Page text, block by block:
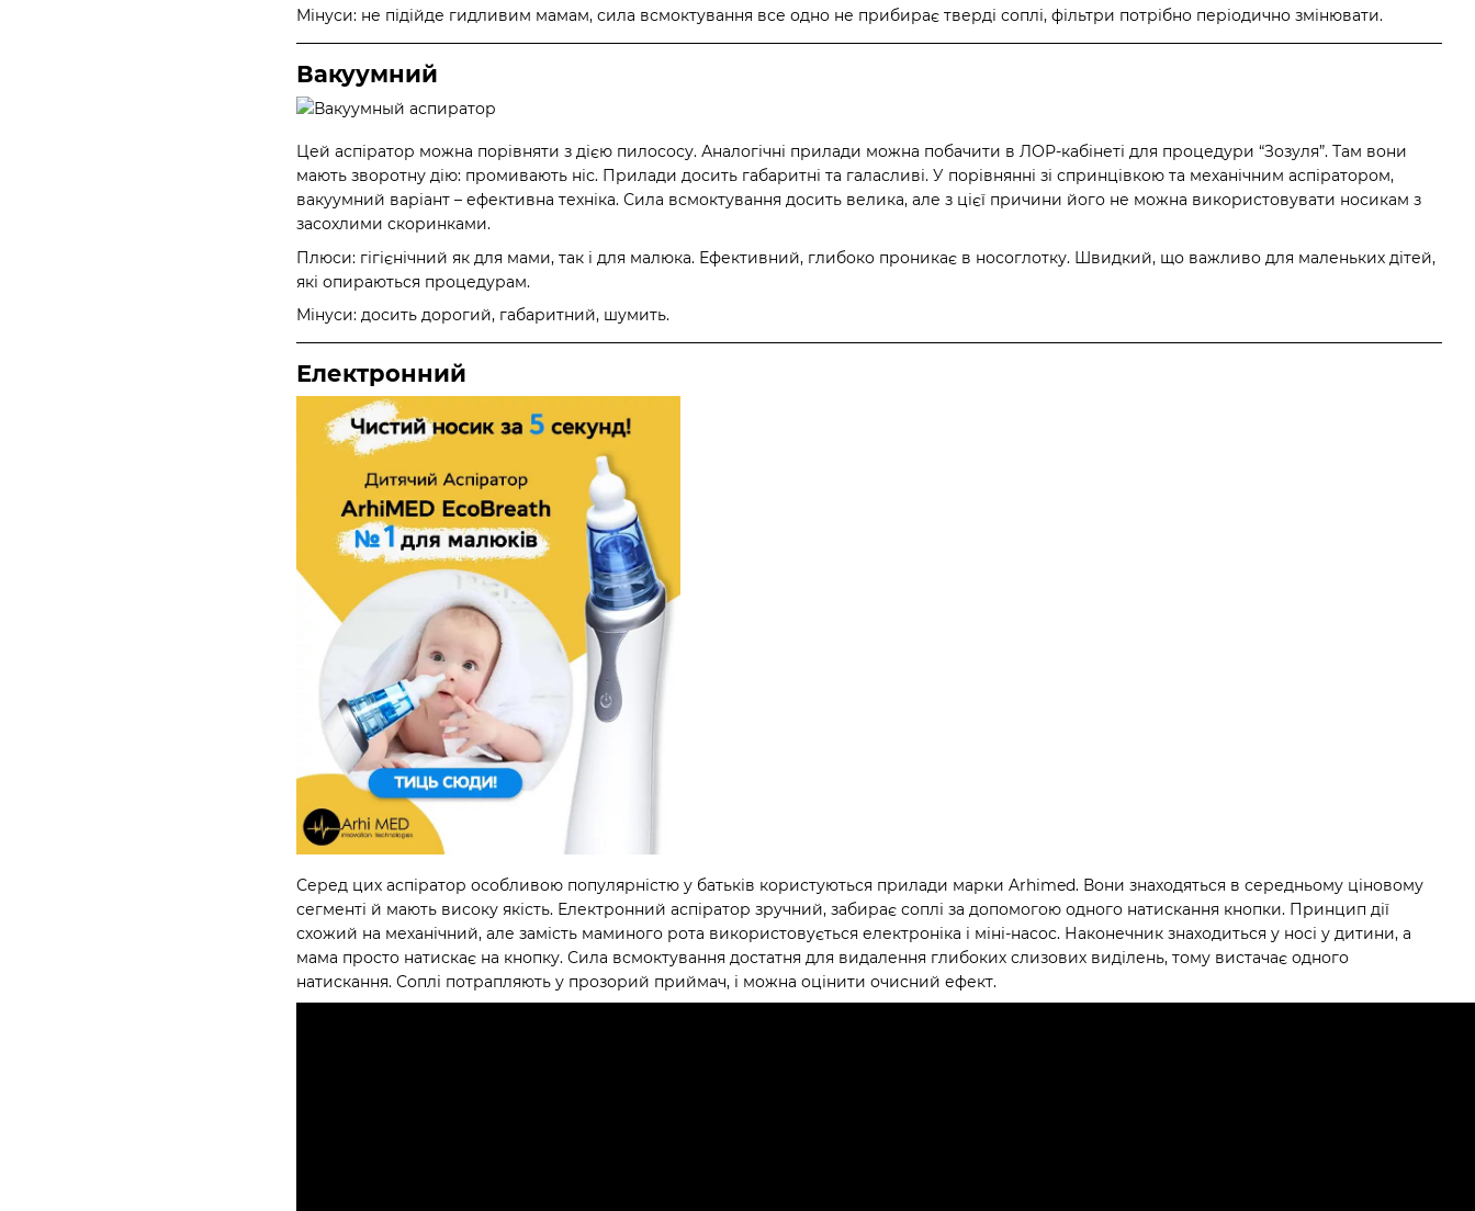
Мінуси: не підійде гидливим мамам, сила всмоктування все одно не прибирає тверді соплі, фільтри потрібно періодично змінювати.
Вакуумний
Цей аспіратор можна порівняти з дією пилососу. Аналогічні прилади можна побачити в ЛОР-кабінеті для процедури “Зозуля”. Там вони
мають зворотну дію: промивають ніс. Прилади досить габаритні та галасливі. У порівнянні зі спринцівкою та механічним аспіратором,
вакуумний варіант – ефективна техніка. Сила всмоктування досить велика, але з цієї причини його не можна використовувати носикам з
засохлими скоринками.
Плюси: гігієнічний як для мами, так і для малюка. Ефективний, глибоко проникає в носоглотку. Швидкий, що важливо для маленьких дітей,
які опираються процедурам.
Мінуси: досить дорогий, габаритний, шумить.
Електронний
Серед цих аспіратор особливою популярністю у батьків користуються прилади марки Arhimed. Вони знаходяться в середньому ціновому
сегменті й мають високу якість. Електронний аспіратор зручний, забирає соплі за допомогою одного натискання кнопки. Принцип дії
схожий на механічний, але замість маминого рота використовується електроніка і міні-насос. Наконечник знаходиться у носі у дитини, а
мама просто натискає на кнопку. Сила всмоктування достатня для видалення глибоких слизових виділень, тому вистачає одного
натискання. Соплі потрапляють у прозорий приймач, і можна оцінити очисний ефект.